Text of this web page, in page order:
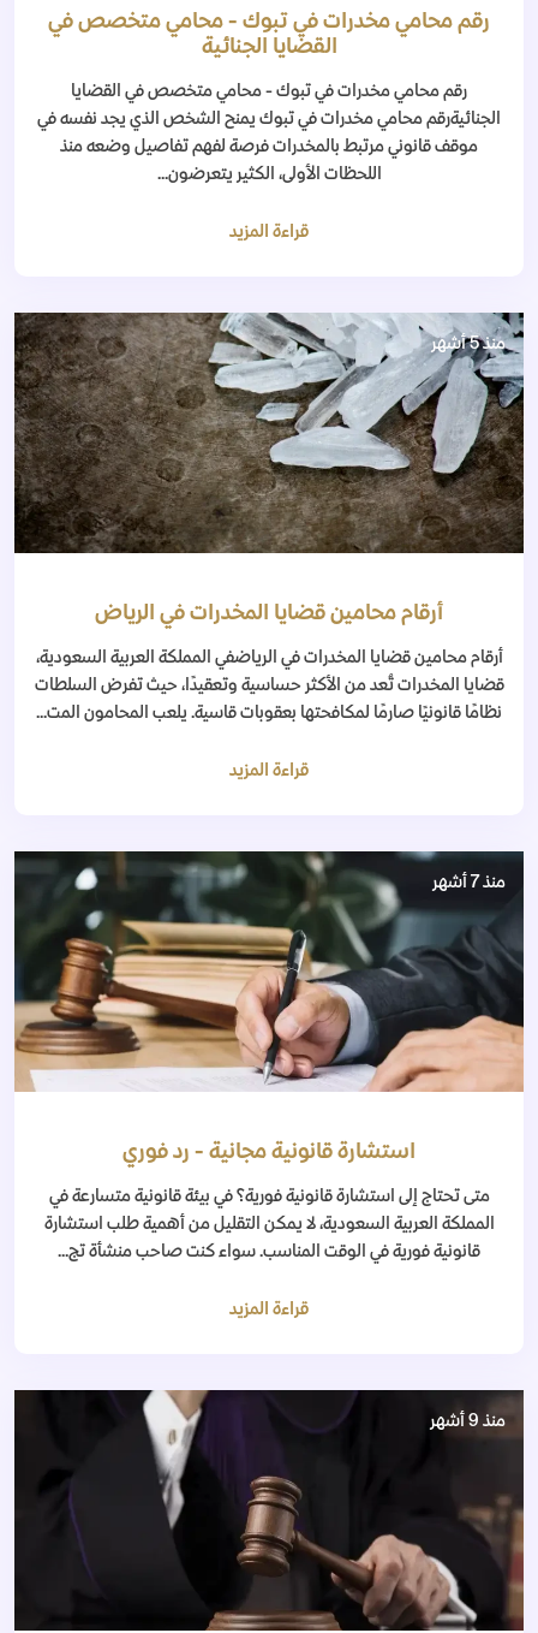
رقم محامي مخدرات في تبوك - محامي متخصص في
القضايا الجنائية
رقم محامي مخدرات في تبوك - محامي متخصص في القضايا
الجنائيةرقم محامي مخدرات في تبوك يمنح الشخص الذي يجد نفسه في
موقف قانوني مرتبط بالمخدرات فرصة لفهم تفاصيل وضعه منذ
اللحظات الأولى، الكثير يتعرضون...
قراءة المزيد
منذ 5 أشهر
أرقام محامين قضايا المخدرات في الرياض
أرقام محامين قضايا المخدرات في الرياضفي المملكة العربية السعودية،
قضايا المخدرات تُعد من الأكثر حساسية وتعقيدًا، حيث تفرض السلطات
نظامًا قانونيًا صارمًا لمكافحتها بعقوبات قاسية. يلعب المحامون المت...
قراءة المزيد
منذ 7 أشهر
استشارة قانونية مجانية - رد فوري
متى تحتاج إلى استشارة قانونية فورية؟ في بيئة قانونية متسارعة في
المملكة العربية السعودية، لا يمكن التقليل من أهمية طلب استشارة
قانونية فورية في الوقت المناسب. سواء كنت صاحب منشأة تج...
قراءة المزيد
منذ 9 أشهر